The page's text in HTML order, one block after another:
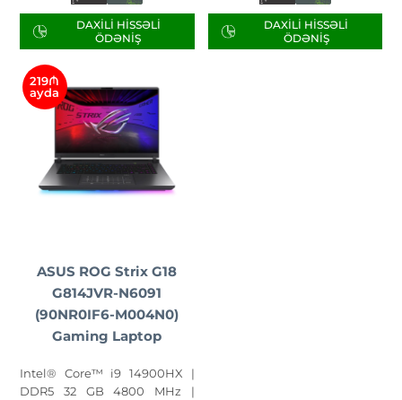
DAXILI HISSƏLI
ÖDƏNIŞ
DAXILI HISSƏLI
ÖDƏNIŞ
219₼
ayda
ASUS ROG Strix G18
G814JVR-N6091
(90NR0IF6-M004N0)
Gaming Laptop
Intel® Core™ i9 14900HX |
DDR5 32 GB 4800 MHz |